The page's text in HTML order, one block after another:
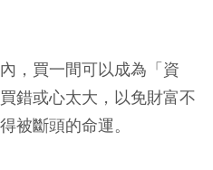
，買一間可以成為「資
錯或心太大，以免財富不
被斷頭的命運。